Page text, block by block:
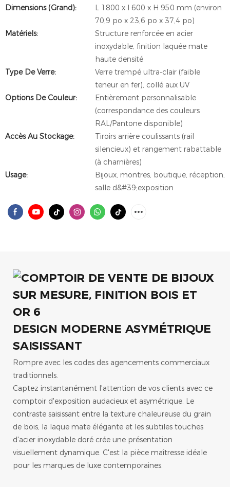
Dimensions (Grand):
L 1800 x l 600 x H 950 mm (environ
70,9 po x 23,6 po x 37,4 po)
Matériels:
Structure renforcée en acier
inoxydable, finition laquée mate
haute densité
Type De Verre:
Verre trempé ultra-clair (faible
teneur en fer), collé aux UV
Options De Couleur:
Entièrement personnalisable
(correspondance des couleurs
RAL/Pantone disponible)
Accès Au Stockage:
Tiroirs arrière coulissants (rail
silencieux) et rangement rabattable
(à charnières)
Usage:
Bijoux, montres, boutique, réception,
salle d&#39;exposition
DESIGN MODERNE ASYMÉTRIQUE
SAISISSANT
Rompre avec les codes des agencements commerciaux
traditionnels.
Captez instantanément l'attention de vos clients avec ce
comptoir d'exposition audacieux et asymétrique. Le
contraste saisissant entre la texture chaleureuse du grain
de bois, la laque mate élégante et les subtiles touches
d'acier inoxydable doré crée une présentation
visuellement dynamique. C'est la pièce maîtresse idéale
pour les marques de luxe contemporaines.